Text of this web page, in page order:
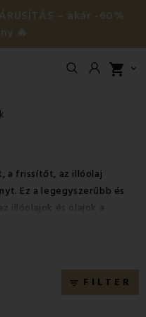
– akár -60%
🔥
shopping_cart 
a frissítőt, az illóolaj
Ez a legegyszerűbb és
illóolajok és olajok a
technológia víz és
pára formájában
így több órán keresztül
filter_list FILTER